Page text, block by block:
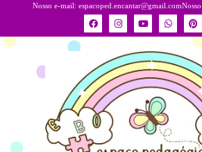
Nosso e-mail: espacoped.encantar@gmail.com